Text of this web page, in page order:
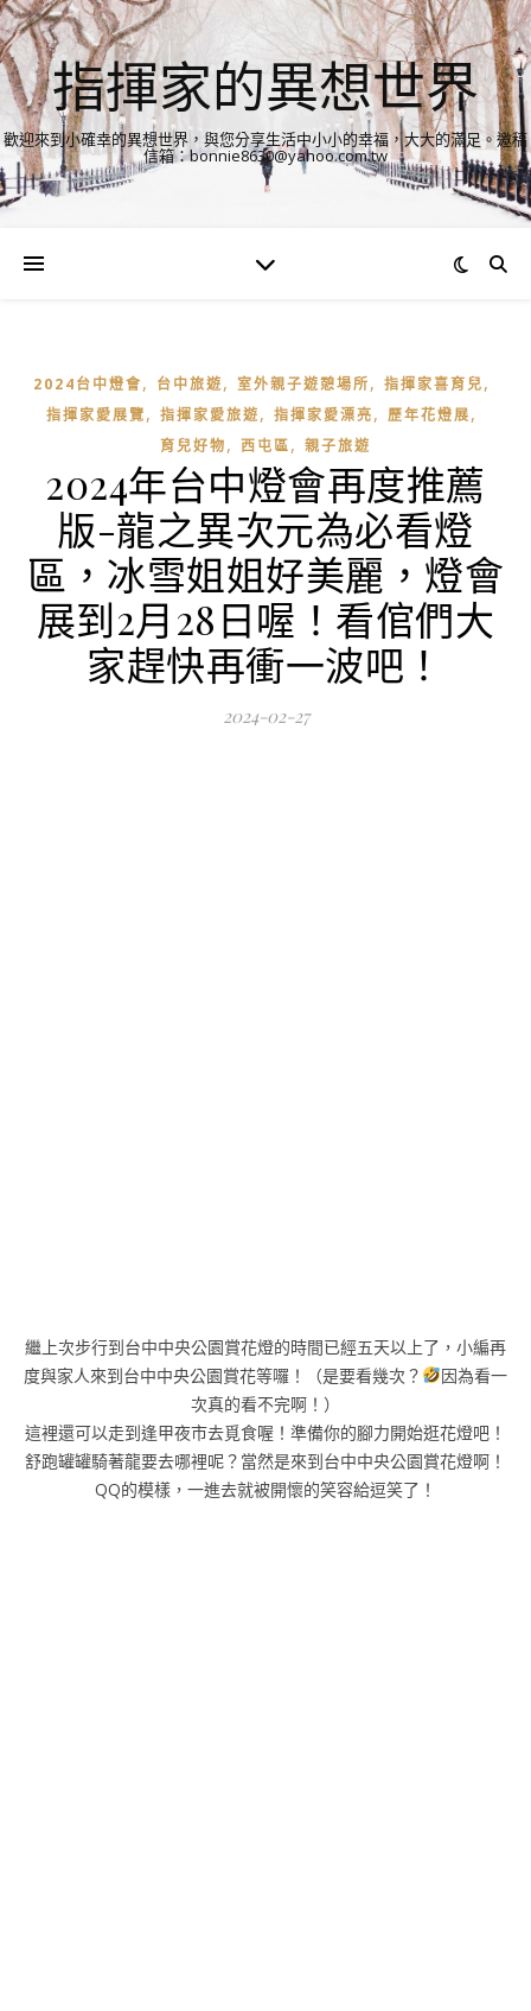
指揮家的異想世界
歡迎來到小確幸的異想世界，與您分享生活中小小的幸福，大大的滿足。邀稿
信箱：bonnie8630@yahoo.com.tw
2024台中燈會, 台中旅遊, 室外親子遊憩場所, 指揮家喜育兒,
指揮家愛展覽, 指揮家愛旅遊, 指揮家愛漂亮, 歷年花燈展,
育兒好物, 西屯區, 親子旅遊
2024年台中燈會再度推薦
版-龍之異次元為必看燈
區，冰雪姐姐好美麗，燈會
展到2月28日喔！看倌們大
家趕快再衝一波吧！
2024-02-27
繼上次步行到台中中央公園賞花燈的時間已經五天以上了，小編再
度與家人來到台中中央公園賞花等囉！（是要看幾次？
因為看一
次真的看不完啊！）
這裡還可以走到逢甲夜市去覓食喔！準備你的腳力開始逛花燈吧！
舒跑罐罐騎著龍要去哪裡呢？當然是來到台中中央公園賞花燈啊！
QQ的模樣，一進去就被開懷的笑容給逗笑了！